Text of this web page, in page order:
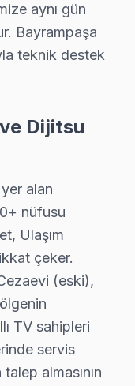
teknisyeni
profesyonel Dijitsu
Servis
0850 811 14 36
Servisi İçin
ve
Dijitsu yetkili
ve çevresinde
0850 811 14 36
aynı gün
Bayrampaşa
teknik destek
Dijitsu
alan
nüfusu
Ulaşım
çeker.
(eski),
TV sahipleri
servis
almasının